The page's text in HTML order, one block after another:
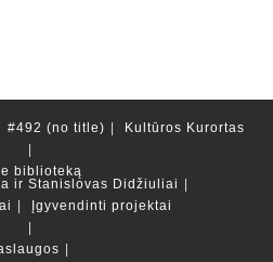
#492 (no title) Kultūros Kurortas
biblioteką
ir Stanislovas Didžiuliai
Įgyvendinti projektai